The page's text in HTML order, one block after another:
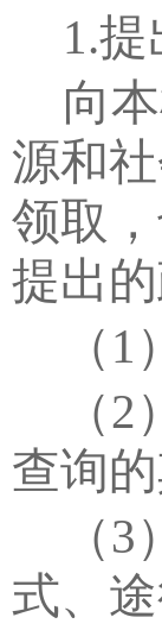
1.提
向
源和
领取
提出
（1
（2
查询
（3
式、途